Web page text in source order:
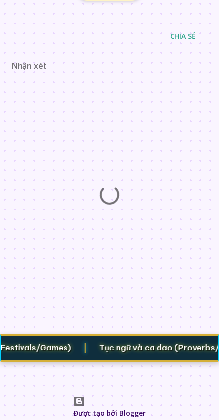
CHIA SẺ
Nhận xét
Games) Tục ngữ và ca dao (Proverbs/
Được tạo bởi Blogger